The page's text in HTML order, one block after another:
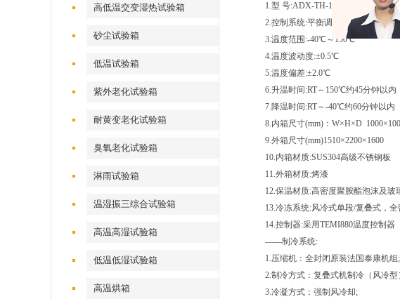
高低温交变湿热试验箱
砂尘试验箱
低温试验箱
紫外老化试验箱
耐黄变老化试验箱
臭氧老化试验箱
淋雨试验箱
温湿振三综合试验箱
高温高湿试验箱
低温低湿试验箱
高温烘箱
1.型 号:ADX-TH-1000L
2.控制系统:平衡调温控制系统
3.温度范围:-40℃～150℃
4.温度波动度:±0.5℃
5.温度偏差:±2.0℃
6.升温时间:RT～150℃约45分钟以内
7.降温时间:RT～-40℃约60分钟以内
8.内箱尺寸(mm)：W×H×D
9.外箱尺寸(mm)1510×2200×1600
10.内箱材质:SUS304高级不锈钢板
11.外箱材质:烤漆
12.保温材质:高密度聚胺酯泡沫及玻
13.冷冻系统:风冷式单段/复叠式，
14.控制器:采用TEMI880温度控制器
——制冷系统:
1.压缩机：全封闭原装法国泰康机组;
2.制冷方式：复叠式机制冷（风冷型
3.冷凝方式：强制风冷却;